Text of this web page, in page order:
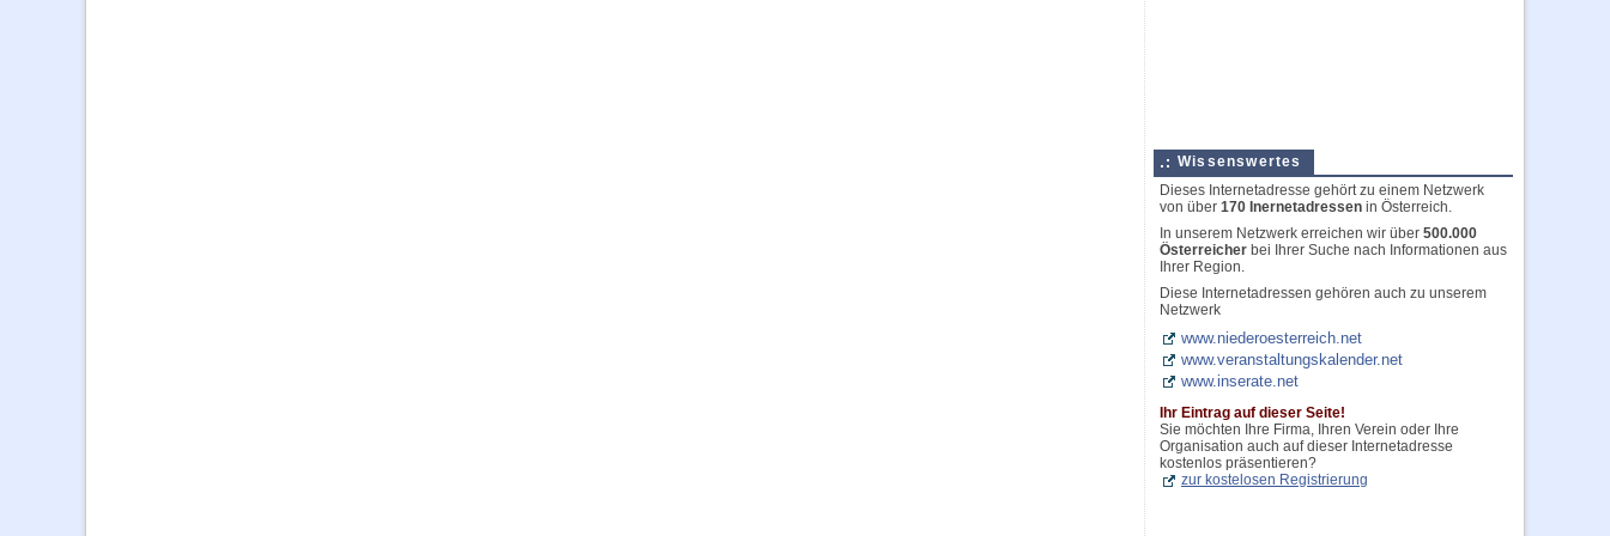
Wissenswertes
Dieses Internetadresse gehört zu einem Netzwerk
von über 170 Inernetadressen in Österreich.
In unserem Netzwerk erreichen wir über 500.000
Österreicher bei Ihrer Suche nach Informationen aus
Ihrer Region.
Diese Internetadressen gehören auch zu unserem
Netzwerk
www.niederoesterreich.net
www.veranstaltungskalender.net
www.inserate.net
Ihr Eintrag auf dieser Seite!
Sie möchten Ihre Firma, Ihren Verein oder Ihre
Organisation auch auf dieser Internetadresse
kostenlos präsentieren?
zur kostelosen Registrierung